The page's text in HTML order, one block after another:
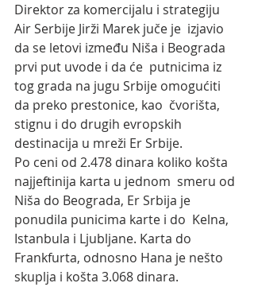
Direktor za komercijalu i strategiju
Air Serbije Jirži Marek juče je  izjavio
da se letovi između Niša i Beograda
prvi put uvode i da će  putnicima iz
tog grada na jugu Srbije omogućiti
da preko prestonice, kao  čvorišta,
stignu i do drugih evropskih
destinacija u mreži Er Srbije.
Po ceni od 2.478 dinara koliko košta
najjeftinija karta u jednom  smeru od
Niša do Beograda, Er Srbija je
ponudila punicima karte i do  Kelna,
Istanbula i Ljubljane. Karta do
Frankfurta, odnosno Hana je nešto
skuplja i košta 3.068 dinara.